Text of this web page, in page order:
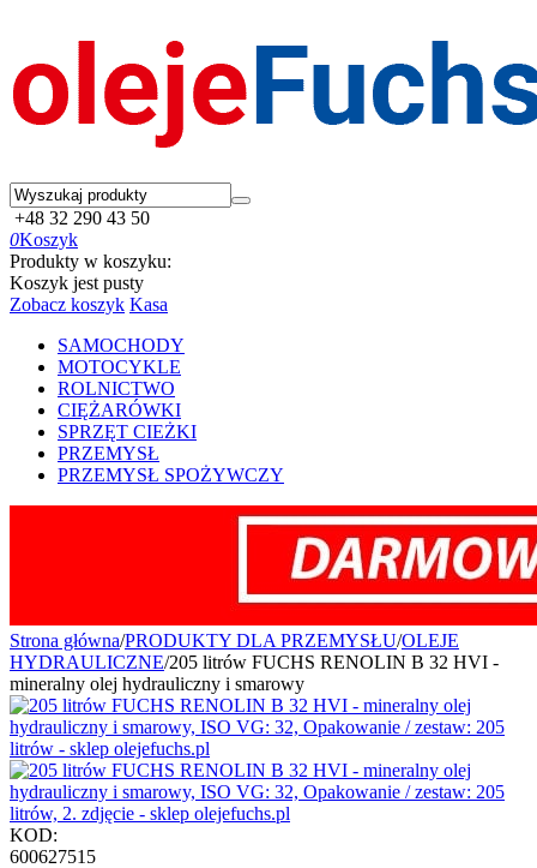
+48 32 290 43 50
0Koszyk
Produkty w koszyku:
Koszyk jest pusty
Zobacz koszyk Kasa
SAMOCHODY
MOTOCYKLE
ROLNICTWO
CIĘŻARÓWKI
SPRZĘT CIEŻKI
PRZEMYSŁ
PRZEMYSŁ SPOŻYWCZY
Strona główna/PRODUKTY DLA PRZEMYSŁU/OLEJE
HYDRAULICZNE/205 litrów FUCHS RENOLIN B 32 HVI -
mineralny olej hydrauliczny i smarowy
KOD:
600627515